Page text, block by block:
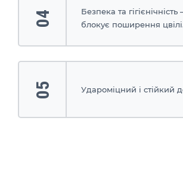
04
Безпека та
блокує поширення цвілі.
05 Удароміцний і стійкий